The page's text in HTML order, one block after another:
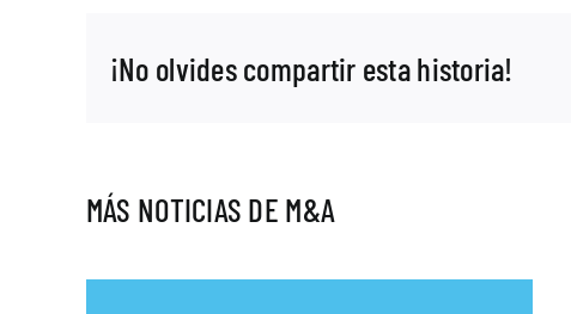
¡No olvides compartir esta historia!
MÁS NOTICIAS DE M&A